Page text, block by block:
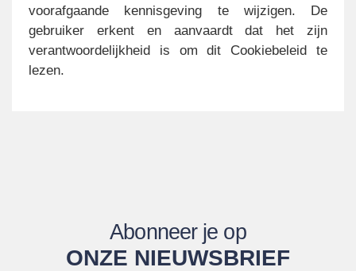
voorafgaande kennisgeving te wijzigen. De
gebruiker erkent en aanvaardt dat het zijn
verantwoordelijkheid is om dit Cookiebeleid te
lezen.
Abonneer je op
ONZE NIEUWSBRIEF